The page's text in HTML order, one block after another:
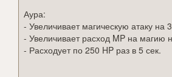
Аура:
- Увеличивает магическую атаку на
- Увеличивает расход MP на магию
- Расходует по 250 HP раз в 5 сек.